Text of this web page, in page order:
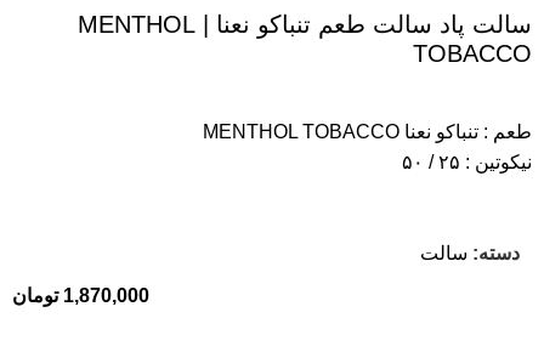
سالت پاد سالت طعم تنباکو نعنا | MENTHOL
TOBACCO
طعم : تنباکو نعنا MENTHOL TOBACCO
نیکوتین : ۲۵ / ۵۰
دسته: سالت
1,870,000 تومان